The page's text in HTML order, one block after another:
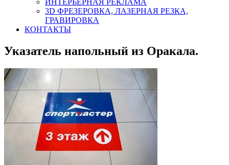
ИНТЕРЬЕРНАЯ РЕКЛАМА
3D ФРЕЗЕРОВКА, ЛАЗЕРНАЯ РЕЗКА,
ГРАВИРОВКА
КОНТАКТЫ
Указатель напольный из Оракала.